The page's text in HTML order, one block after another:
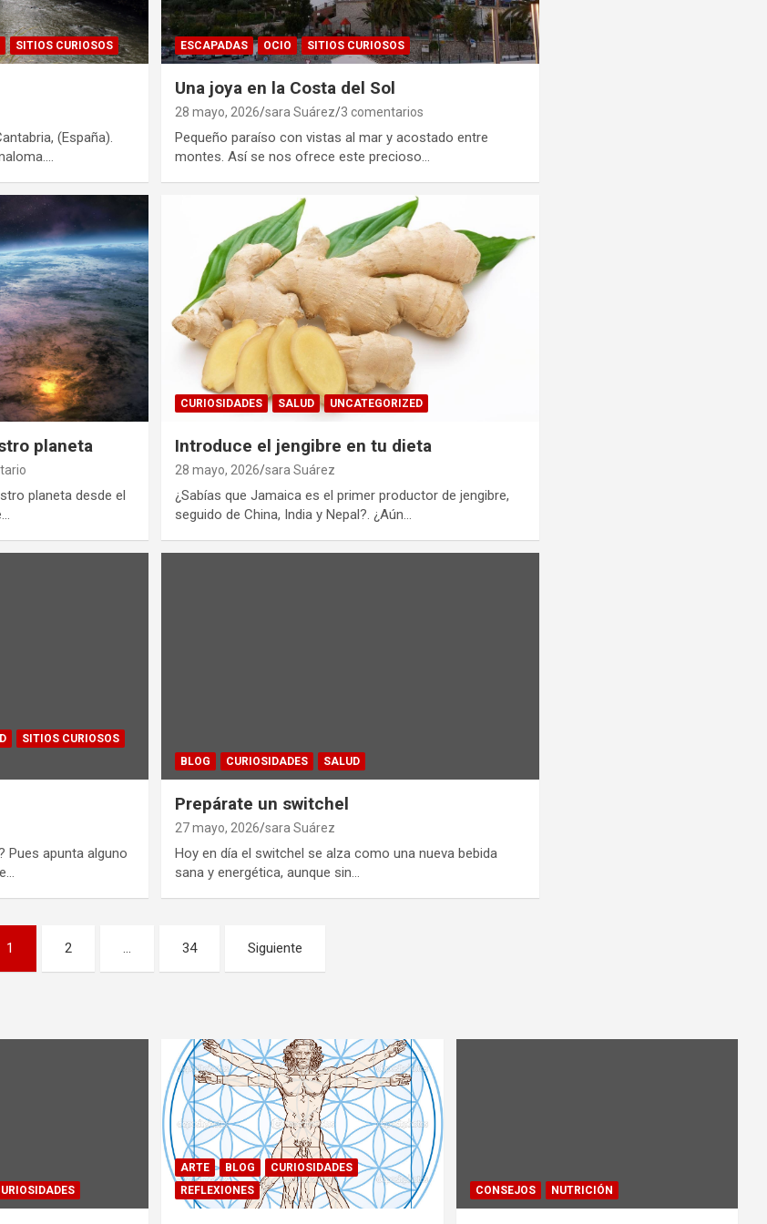
SITIOS CURIOSOS
(España).
ESCAPADAS OCIO SITIOS CURIOSOS
Una joya en la Costa del Sol
28 mayo, 2026 sara Suárez 3 comentarios
Pequeño paraíso con vistas al mar y acostado entre
montes. Así se nos ofrece este precioso…
planeta
planeta desde el
CURIOSIDADES SALUD UNCATEGORIZED
Introduce el jengibre en tu dieta
28 mayo, 2026 sara Suárez
¿Sabías que Jamaica es el primer productor de jengibre,
seguido de China, India y Nepal?. ¿Aún…
SITIOS CURIOSOS
Pues apunta alguno
BLOG CURIOSIDADES SALUD
Prepárate un switchel
27 mayo, 2026 sara Suárez
Hoy en día el switchel se alza como una nueva bebida
sana y energética, aunque sin…
1 2 … 34 Siguiente
ARTE BLOG
CURIOSIDADES
REFLEXIONES
CONSEJOS NUTRICIÓN